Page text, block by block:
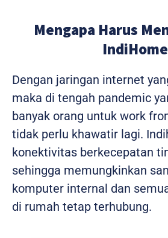
Mengapa Harus
IndiHome
Dengan jaringan internet
maka di tengah pandemic
banyak orang untuk work
tidak perlu khawatir lagi.
konektivitas berkecepatan
sehingga memungkinkan
komputer internal dan
di rumah tetap terhubung.